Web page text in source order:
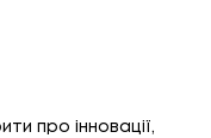
про інновації,